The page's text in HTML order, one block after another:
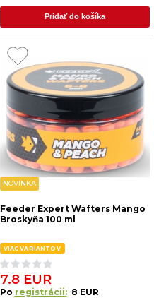
Pridať do košíka
NOVINKA
Feeder Expert Wafters Mango
Broskyňa 100 ml
VIAC VARIANTOV
7.8 EUR
Po registrácii: 8 EUR